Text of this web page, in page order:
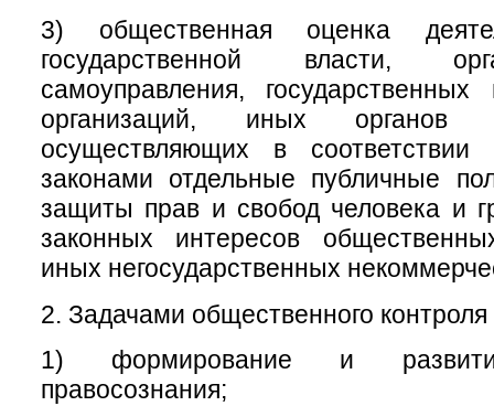
3) общественная оценка
государственной власти,
самоуправления,
организаций, иных органов
осуществляющих в
законами отдельные публичные
защиты прав и свобод человека и
законных интересов
иных негосударственных
2. Задачами общественного контроля
1) формирование и
правосознания;